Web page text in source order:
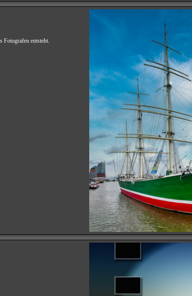
Fotografen entsteht.